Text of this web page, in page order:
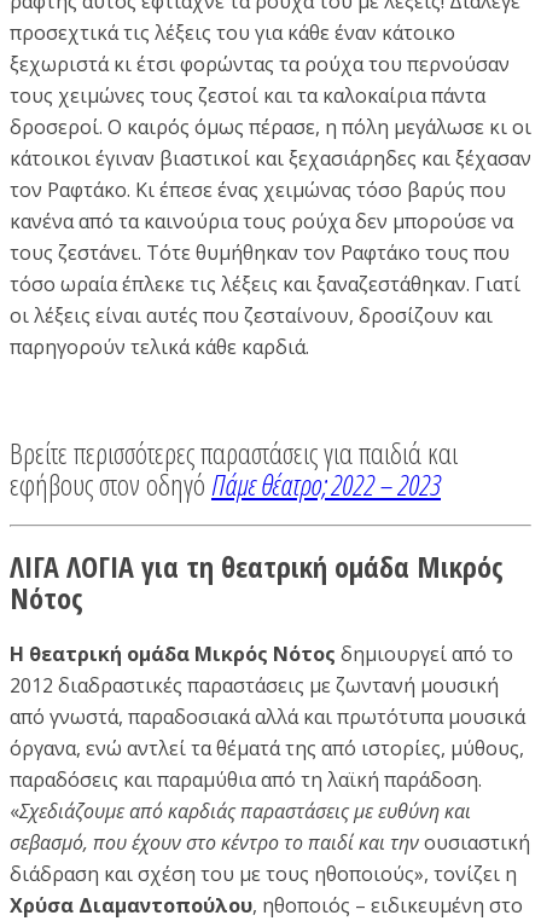
προσεχτικά τις λέξεις του για κάθε έναν κάτοικο
ξεχωριστά κι έτσι φορώντας τα ρούχα του περνούσαν
τους χειμώνες τους ζεστοί και τα καλοκαίρια πάντα
δροσεροί. Ο καιρός όμως πέρασε, η πόλη μεγάλωσε κι οι
κάτοικοι έγιναν βιαστικοί και ξεχασιάρηδες και ξέχασαν
τον Ραφτάκο. Κι έπεσε ένας χειμώνας τόσο βαρύς που
κανένα από τα καινούρια τους ρούχα δεν μπορούσε να
τους ζεστάνει. Τότε θυμήθηκαν τον Ραφτάκο τους που
τόσο ωραία έπλεκε τις λέξεις και ξαναζεστάθηκαν. Γιατί
οι λέξεις είναι αυτές που ζεσταίνουν, δροσίζουν και
παρηγορούν τελικά κάθε καρδιά.
Βρείτε περισσότερες παραστάσεις για παιδιά και
εφήβους στον οδηγόΠάμε θέατρο; 2022 – 2023
ΛΙΓΑ ΛΟΓΙΑ για τη θεατρική ομάδα Μικρός
Νότος
Η θεατρική ομάδα Μικρός Νότος δημιουργεί από το
2012 διαδραστικές παραστάσεις με ζωντανή μουσική
από γνωστά, παραδοσιακά αλλά και πρωτότυπα μουσικά
όργανα, ενώ αντλεί τα θέματά της από ιστορίες, μύθους,
παραδόσεις και παραμύθια από τη λαϊκή παράδοση.
«Σχεδιάζουμε από καρδιάς παραστάσεις με ευθύνη και
σεβασμό, που έχουν στο κέντρο το παιδί και τηνουσιαστική
διάδραση και σχέση του με τους ηθοποιούς», τονίζει η
Χρύσα Διαμαντοπούλου, ηθοποιός – ειδικευμένη στο